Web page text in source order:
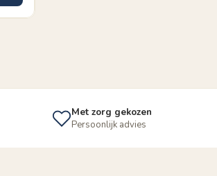
Met zorg gekozen
Persoonlijk advies